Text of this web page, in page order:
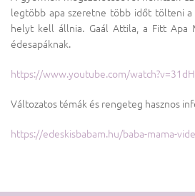
legtöbb apa szeretne több időt tölteni a
helyt kell állnia. Gaál Attila, a Fitt Apa
édesapáknak.
https://www.youtube.com/
Változatos témák és rengeteg hasznos
https://edeskisbabam.hu/baba-mama-